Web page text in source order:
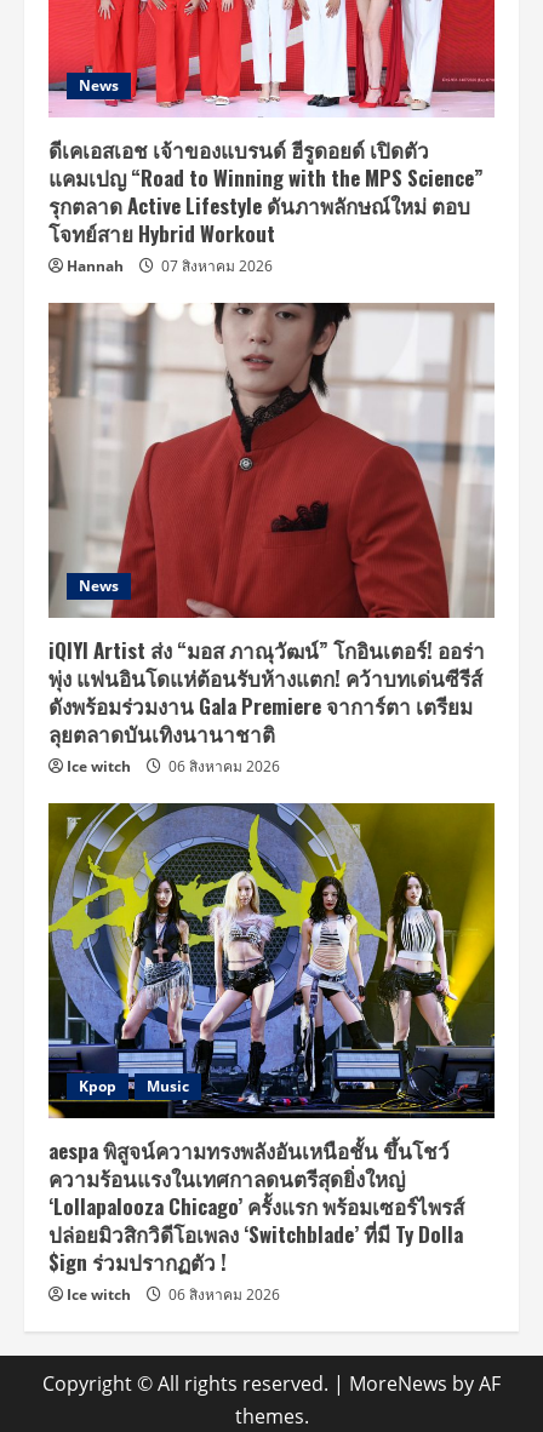
News
ดีเคเอสเอช เจ้าของแบรนด์ ฮีรูดอยด์ เปิดตัว
แคมเปญ “Road to Winning with the MPS Science”
รุกตลาด Active Lifestyle ดันภาพลักษณ์ใหม่ ตอบ
โจทย์สาย Hybrid Workout
Hannah 07 สิงหาคม 2026
News
iQIYI Artist ส่ง “มอส ภาณุวัฒน์” โกอินเตอร์! ออร่า
พุ่ง แฟนอินโดแห่ต้อนรับห้างแตก! คว้าบทเด่นซีรีส์
ดังพร้อมร่วมงาน Gala Premiere จาการ์ตา เตรียม
ลุยตลาดบันเทิงนานาชาติ
Ice witch 06 สิงหาคม 2026
Kpop Music
aespa พิสูจน์ความทรงพลังอันเหนือชั้น ขึ้นโชว์
ความร้อนแรงในเทศกาลดนตรีสุดยิ่งใหญ่
‘Lollapalooza Chicago’ ครั้งแรก พร้อมเซอร์ไพรส์
ปล่อยมิวสิกวิดีโอเพลง ‘Switchblade’ ที่มี Ty Dolla
$ign ร่วมปรากฏตัว !
Ice witch 06 สิงหาคม 2026
Copyright © All rights reserved. | MoreNews by AF
themes.